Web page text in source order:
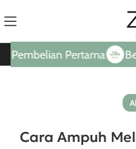
Pertama
Cara Ampuh